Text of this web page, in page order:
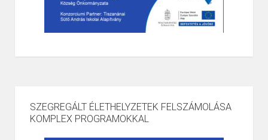
SZEGREGÁLT ÉLETHELYZETEK FELSZÁMOLÁSA
KOMPLEX PROGRAMOKKAL